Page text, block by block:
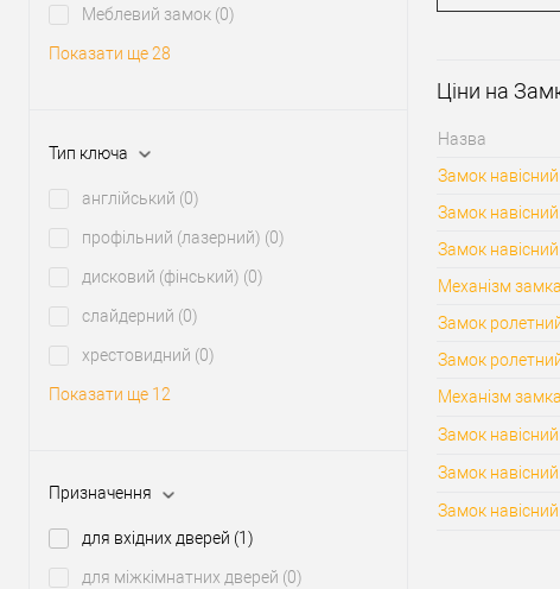
Меблевий замок (0)
Показати ще 28
Тип ключа
англійський (0)
профільний (лазерний) (0)
дисковий (фінський) (0)
слайдерний (0)
хрестовидний (0)
Показати ще 12
Призначення
для вхідних дверей (1)
для міжкімнатних дверей (0)
Ціни на
Назва
Замок
Замок
Замок
Механізм
Замок
Замок
Механізм
Замок
Замок навісний
Замок